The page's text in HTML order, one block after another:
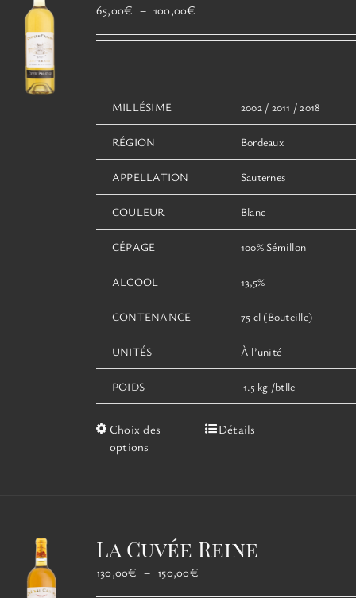
sur
produit
65,00€ – 100,00€
prix :
MILLÉSIME 2002 / 2011 / 2018
RÉGION Bordeaux
APPELLATION Sauternes
COULEUR Blanc
CÉPAGE 100% Sémillon
ALCOOL 13,5%
CONTENANCE 75 cl (Bouteille)
UNITÉS À l’unité
POIDS 1.5 kg /btlle
Choix des
options
Ce
peuvent
Détails
La Cuvée Reine
130,00€ – 150,00€Plage